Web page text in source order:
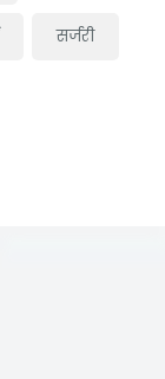
सर्जरी